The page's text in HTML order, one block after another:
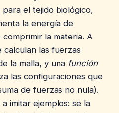
el tejido biológico,
la energía de
la materia. A
calculan las fuerzas
la malla, y una función
las configuraciones que
de fuerzas no nula).
imitar ejemplos: se la